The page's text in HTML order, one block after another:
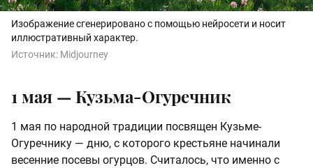
Изображение сгенерировано с помощью нейросети и носит
иллюстративный характер.
Источник: Midjourney
1 мая — Кузьма-Огуречник
1 мая по народной традиции посвящен Кузьме-
Огуречнику — дню, с которого крестьяне начинали
весенние посевы огурцов. Считалось, что именно с